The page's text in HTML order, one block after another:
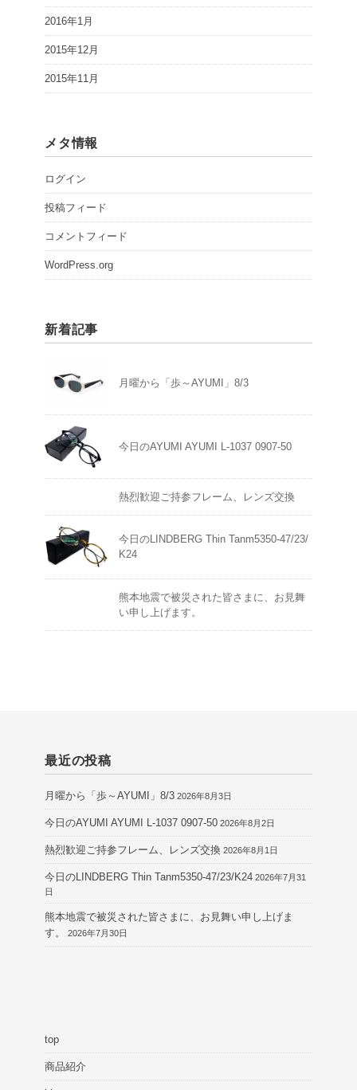
2016年1月
2015年12月
2015年11月
メタ情報
ログイン
投稿フィード
コメントフィード
WordPress.org
新着記事
月曜から「歩～AYUMI」8/3
今日のAYUMI AYUMI L-1037 0907-50
熱烈歓迎ご持参フレーム、レンズ交換
今日のLINDBERG Thin Tanm5350-47/23/
K24
熊本地震で被災された皆さまに、お見舞
い申し上げます。
最近の投稿
月曜から「歩～AYUMI」8/3 2026年8月3日
今日のAYUMI AYUMI L-1037 0907-50 2026年8月2日
熱烈歓迎ご持参フレーム、レンズ交換 2026年8月1日
今日のLINDBERG Thin Tanm5350-47/23/K24 2026年7月31
日
熊本地震で被災された皆さまに、お見舞い申し上げま
す。
2026年7月30日
top
商品紹介